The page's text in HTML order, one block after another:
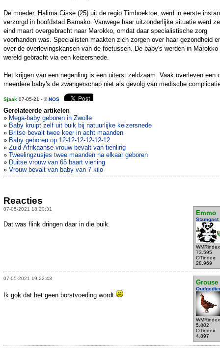
De moeder, Halima Cisse (25) uit de regio Timboektoe, werd in eerste
verzorgd in hoofdstad Bamako. Vanwege haar uitzonderlijke situatie werd ze
eind maart overgebracht naar Marokko, omdat daar specialistische zorg
voorhanden was. Specialisten maakten zich zorgen over haar gezondheid
over de overlevingskansen van de foetussen. De baby's werden in Marokko
wereld gebracht via een keizersnede.
Het krijgen van een negenling is een uiterst zeldzaam. Vaak overleven een
meerdere baby's de zwangerschap niet als gevolg van medische
Sjaak 07-05-21 - ©NOS
Gerelateerde artikelen
» Mega-baby geboren in Zwolle
» Baby kruipt zelf uit buik bij natuurlijke keizersnede
» Britse bevalt twee keer in acht maanden
» Baby geboren op 12-12-12-12-12-12
» Zuid-Afrikaanse vrouw bevalt van tienling
» Tweelingzusjes twee maanden na elkaar geboren
» Duitse vrouw van 65 baart vierling
» Vrouw bevalt van baby van 7 kilo
Reacties
07-05-2021 18:20:31
Emmo
Stamgast
73.595
OTindex:
28.969
Dat was flink dringen daar in die buik.
07-05-2021 19:22:43
Grouse
5.802
OTindex:
4.897
Ik gok dat het geen borstvoeding wordt